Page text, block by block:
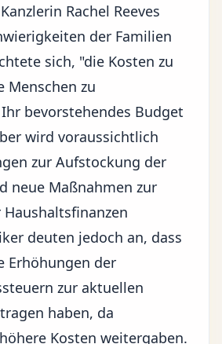
Rachel Reeves
der Familien
sich, "die Kosten zu
Menschen zu
bevorstehendes Budget
wird voraussichtlich
zur Aufstockung der
neue Maßnahmen zur
deuten jedoch an, dass
Erhöhungen der
zur aktuellen
haben, da
Kosten weitergaben.